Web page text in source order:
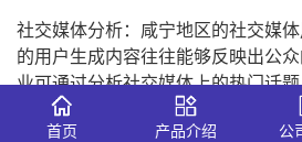
社交媒体分析：咸宁地区的社交媒
的用户生成内容往往能够反映出公
业可通过分析社交媒体上的热门话
舆情的变化。
首页 产品介绍 公